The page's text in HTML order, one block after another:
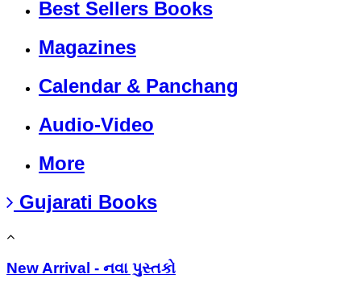
Best Sellers Books
Magazines
Calendar & Panchang
Audio-Video
More
Gujarati Books
New Arrival - નવા પુસ્તકો